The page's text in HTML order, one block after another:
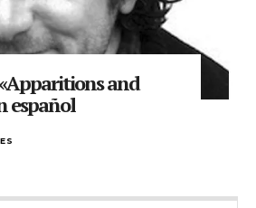
and
español